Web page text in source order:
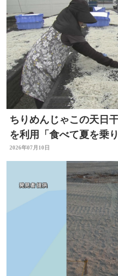
ちりめんじゃこの天日
を利用「食べて夏を乗
2026年07月10日